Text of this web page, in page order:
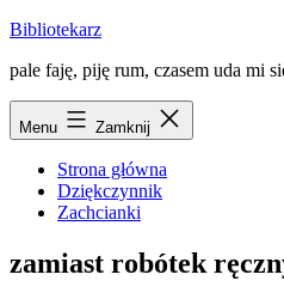
Przejdź
treści
Bibliotekarz
pale faję, piję rum, czasem uda mi
Menu Zamknij
Strona główna
Dziękczynnik
Zachcianki
zamiast robótek